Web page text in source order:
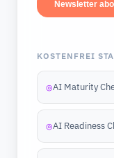
KOSTENFREI
◎AI Maturity
◎AI Readiness